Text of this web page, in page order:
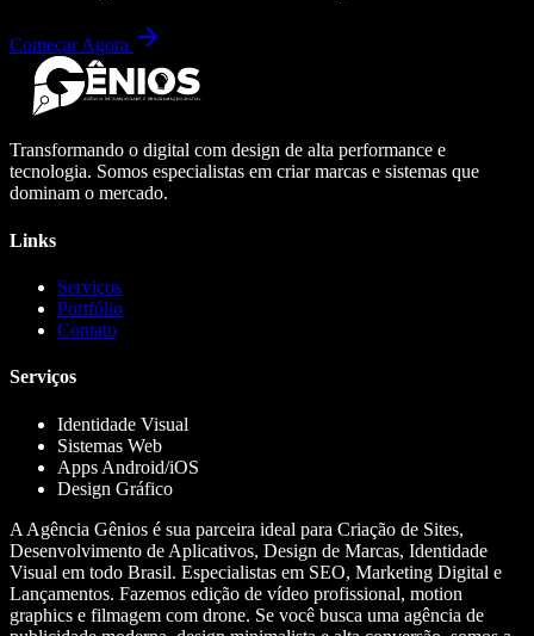
Começar Agora
Transformando o digital com design de alta performance e
tecnologia. Somos especialistas em criar marcas e sistemas que
dominam o mercado.
Links
Serviços
Portfólio
Contato
Serviços
Identidade Visual
Sistemas Web
Apps Android/iOS
Design Gráfico
A Agência Gênios é sua parceira ideal para Criação de Sites,
Desenvolvimento de Aplicativos, Design de Marcas, Identidade
Visual em todo Brasil. Especialistas em SEO, Marketing Digital e
Lançamentos. Fazemos edição de vídeo profissional, motion
graphics e filmagem com drone. Se você busca uma agência de